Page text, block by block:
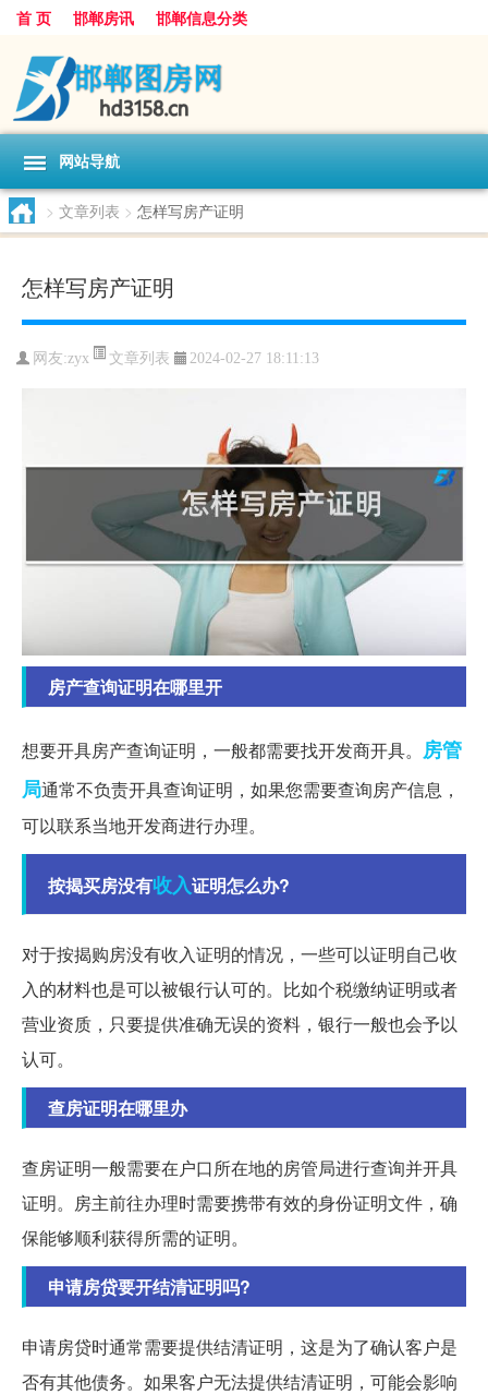
首 页 邯郸房讯 邯郸信息分类
网站导航
> 文章列表 > 怎样写房产证明
怎样写房产证明
网友:zyx 文章列表 2024-02-27 18:11:13
房产查询证明在哪里开
想要开具房产查询证明，一般都需要找开发商开具。 房管
局通常不负责开具查询证明，如果您需要查询房产信息，
可以联系当地开发商进行办理。
按揭买房没有收入证明怎么办?
对于按揭购房没有收入证明的情况，一些可以证明自己收
入的材料也是可以被银行认可的。比如个税缴纳证明或者
营业资质，只要提供准确无误的资料，银行一般也会予以
认可。
查房证明在哪里办
查房证明一般需要在户口所在地的房管局进行查询并开具
证明。房主前往办理时需要携带有效的身份证明文件，确
保能够顺利获得所需的证明。
申请房贷要开结清证明吗?
申请房贷时通常需要提供结清证明，这是为了确认客户是
否有其他债务。如果客户无法提供结清证明，可能会影响